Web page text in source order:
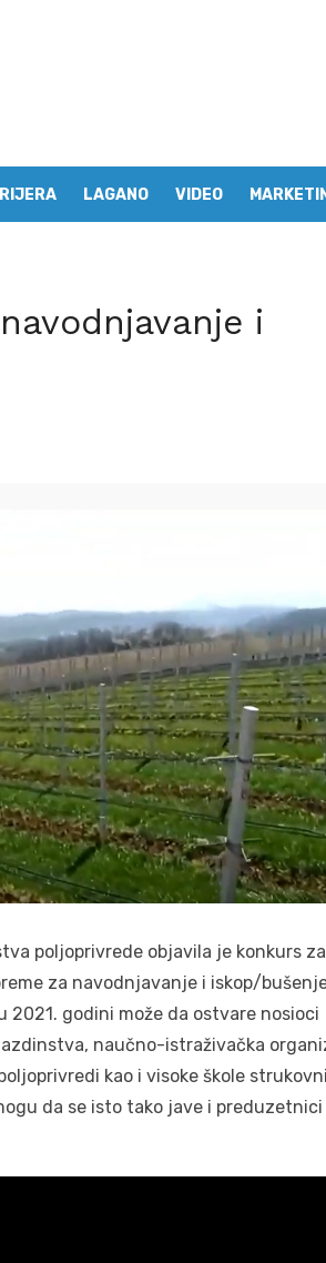
LAGANO VIDEO
i
poljoprivrede objavila je konkurs
za navodnjavanje i iskop/
2021. godini može da ostvare nosioci
naučno-istraživačka
kao i visoke škole
da se isto tako jave i preduzetnici